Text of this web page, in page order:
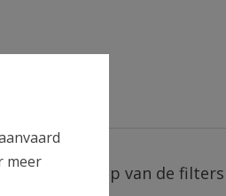
Met behulp van de
meer